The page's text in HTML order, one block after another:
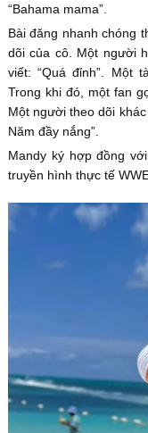
“Bahama mama”.
Bài đăng nhanh chóng
dõi của cô. Một người
viết: “Quá đỉnh”. Một
Trong khi đó, một fan
Một người theo dõi
Năm đầy nắng”.
Mandy ký hợp đồng
truyền hình thực tế